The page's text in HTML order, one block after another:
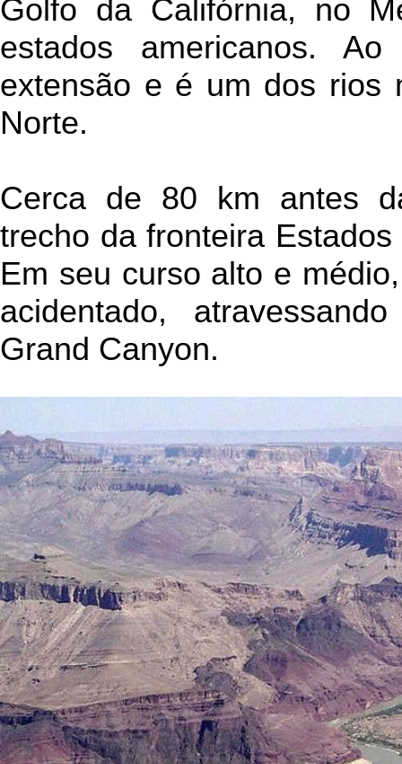
Golfo da Califórnia, no
estados americanos.
extensão e é um dos rios
Norte.
Cerca de 80 km antes
trecho da fronteira
Em seu curso alto e
acidentado,
Grand Canyon.